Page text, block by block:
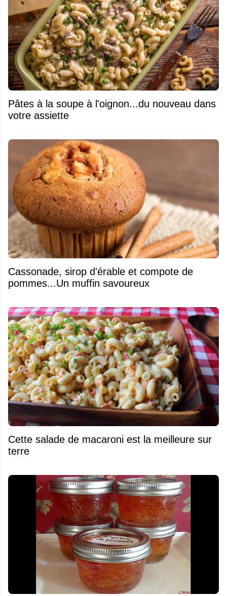
Pâtes à la soupe à l'oignon...du nouveau dans
votre assiette
​Cassonade, sirop d'érable et compote de
pommes...Un muffin savoureux
Cette salade de macaroni est la meilleure sur
terre